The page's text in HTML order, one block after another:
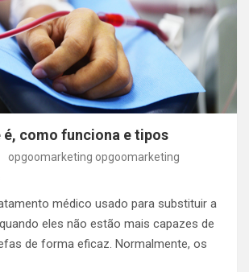
é, como funciona e tipos
opgoomarketing opgoomarketing
médico usado para substituir a
eles não estão mais capazes de
de forma eficaz. Normalmente, os